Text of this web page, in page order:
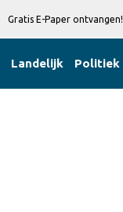
Gratis E-Paper ontvangen!
Landelijk Politiek